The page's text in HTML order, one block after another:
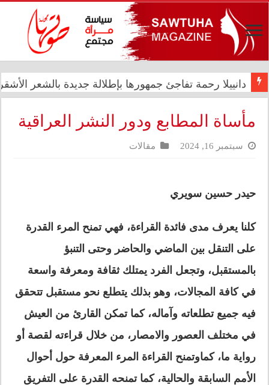
دانييلا رحمة تفاجئ جمهورها بإطلالة جديدة بالشعر الأشقر
رئيس الوزراء علي فالح الزيدي يترأس اجتماعاً مشتركاً في
مأساة المطابع ودور النشر العراقية
سبتمبر 16, 2024 مقالات
حيدر حسين سويري
كلنا يعرف مدى فائدة القراءة، فهي تمنح المرء القدرة
على التنقل بين الماضي والحاضر وحتى التنبؤ
بالمستقبل، وتجعل الفرد يمتلك ثقافة ومعرفة واسعة
في كافة المجالات، وهو بذلك يتطلع نحو مستقبل تتحقق
فيه جميع تطلعاته وآماله، كما تمكن القارئ من العيش
في مختلف العصور والامصار، من خلال قراءته لقصة أو
رواية ما، كماوتمنح القراءة المرء المعرفة حول أحوال
الأمم السابقة والحالية، كما تمنحه القدرة على التفريق